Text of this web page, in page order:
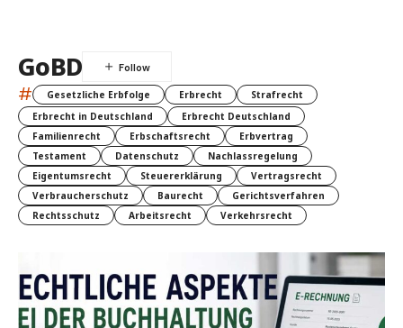
GoBD
# Gesetzliche Erbfolge Erbrecht
Strafrecht
Erbrecht in Deutschland
Erbrecht Deutschland
Familienrecht
Erbschaftsrecht
Erbvertrag
Testament
Datenschutz
Nachlassregelung
Eigentumsrecht
Steuererklärung
Vertragsrecht
Verbraucherschutz
Baurecht
Gerichtsverfahren
Rechtsschutz
Arbeitsrecht Verkehrsrecht